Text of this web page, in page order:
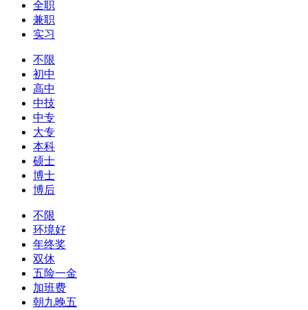
全职
兼职
实习
不限
初中
高中
中技
中专
大专
本科
硕士
博士
博后
不限
环境好
年终奖
双休
五险一金
加班费
朝九晚五